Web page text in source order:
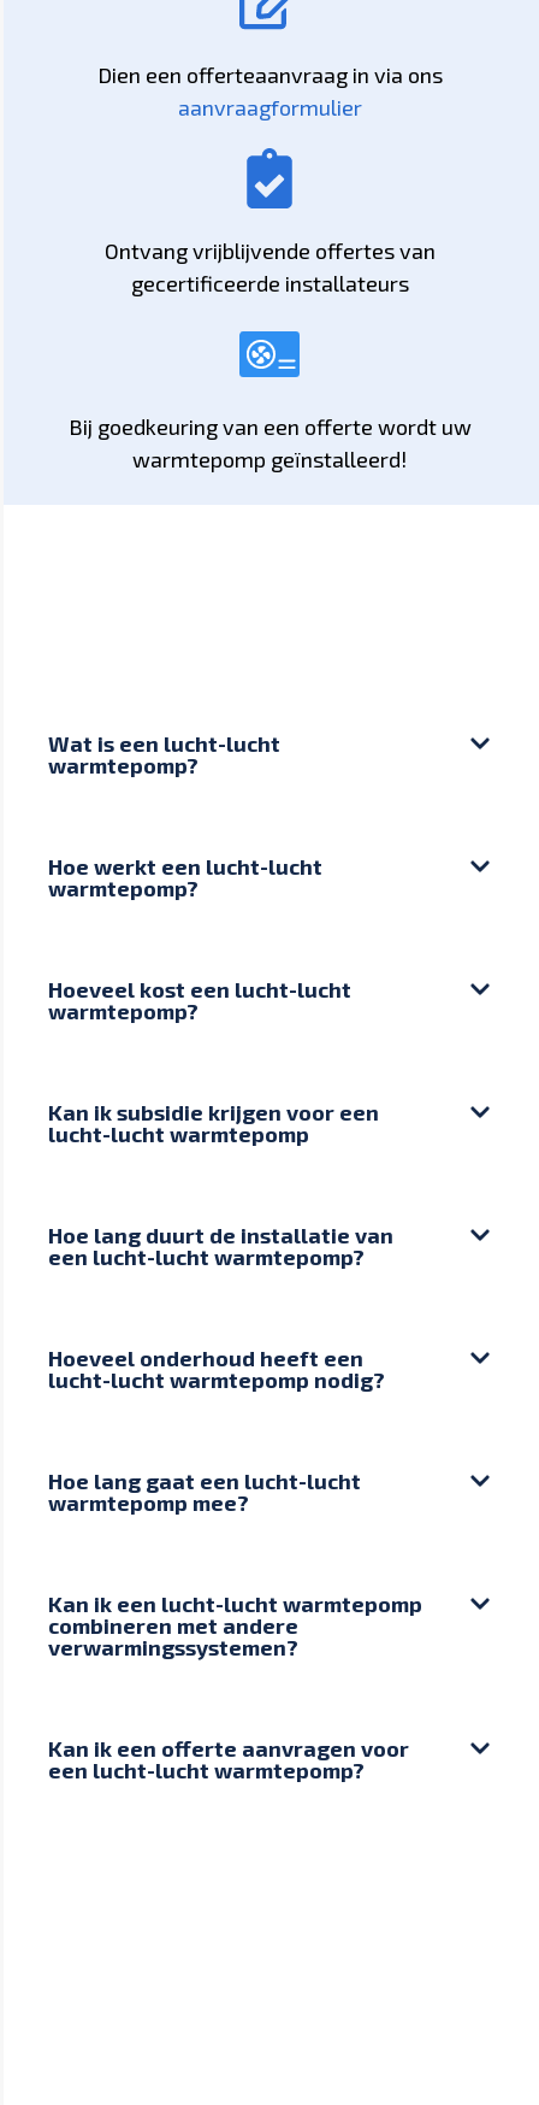
Dien een offerteaanvraag in via ons
aanvraagformulier
Ontvang vrijblijvende offertes van
gecertificeerde installateurs
Bij goedkeuring van een offerte wordt uw
warmtepomp geïnstalleerd!
Wat is een lucht-lucht
warmtepomp?
Hoe werkt een lucht-lucht
warmtepomp?
Hoeveel kost een lucht-lucht
warmtepomp?
Kan ik subsidie krijgen voor een
lucht-lucht warmtepomp
Hoe lang duurt de installatie van
een lucht-lucht warmtepomp?
Hoeveel onderhoud heeft een
lucht-lucht warmtepomp nodig?
Hoe lang gaat een lucht-lucht
warmtepomp mee?
Kan ik een lucht-lucht warmtepomp
combineren met andere
verwarmingssystemen?
Kan ik een offerte aanvragen voor
een lucht-lucht warmtepomp?